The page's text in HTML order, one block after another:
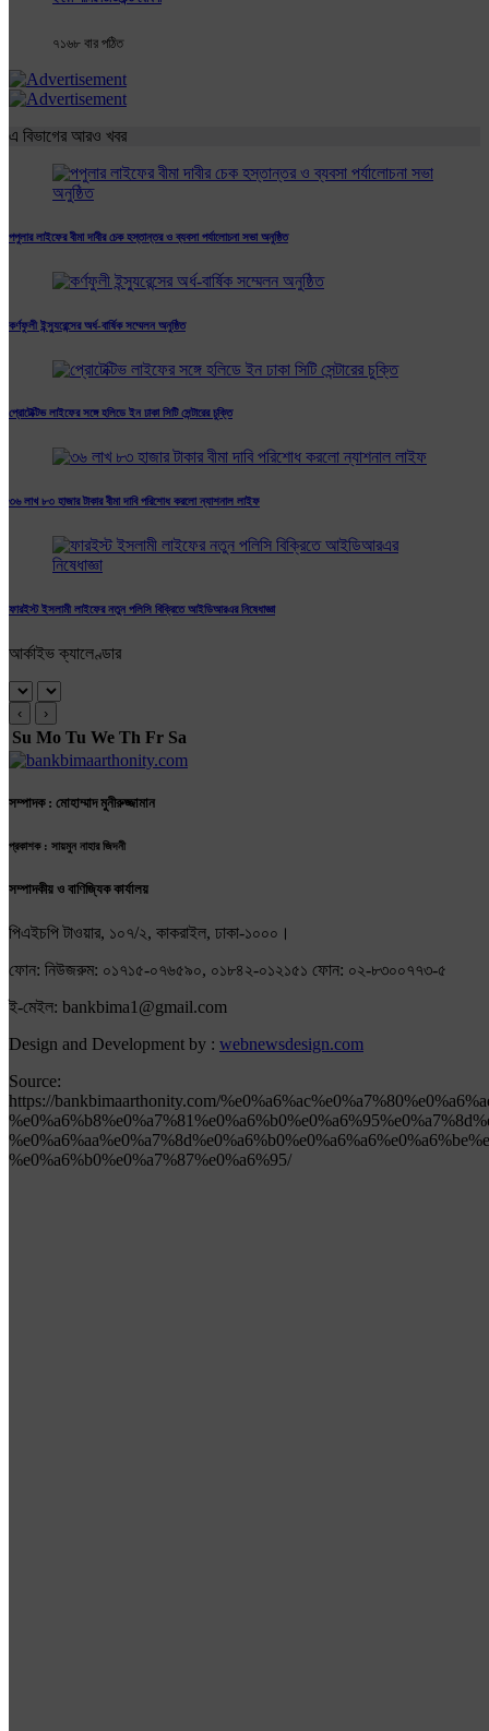
৭১৬৮ বার পঠিত
এ বিভাগের আরও খবর
পপুলার লাইফের বীমা দাবীর চেক হস্তান্তর ও ব্যবসা পর্যালোচনা সভা অনুষ্ঠিত
কর্ণফুলী ইন্স্যুরেন্সের অর্ধ-বার্ষিক সম্মেলন অনুষ্ঠিত
প্রোটেক্টিভ লাইফের সঙ্গে হলিডে ইন ঢাকা সিটি সেন্টারের চুক্তি
৩৬ লাখ ৮৩ হাজার টাকার বীমা দাবি পরিশোধ করলো ন্যাশনাল লাইফ
ফারইস্ট ইসলামী লাইফের নতুন পলিসি বিক্রিতে আইডিআরএর নিষেধাজ্ঞা
আর্কাইভ ক্যালেণ্ডার
‹ ›
Su Mo Tu We Th Fr Sa
সম্পাদক : মোহাম্মাদ মুনীরুজ্জামান
প্রকাশক : সায়মুন নাহার জিদনী
সম্পাদকীয় ও বাণিজ্যিক কার্যালয়
পিএইচপি টাওয়ার, ১০৭/২, কাকরাইল, ঢাকা-১০০০।
ফোন: নিউজরুম: ০১৭১৫-০৭৬৫৯০, ০১৮৪২-০১২১৫১ ফোন: ০২-৮৩০০৭৭৩-৫
ই-মেইল: bankbima1@gmail.com
Design and Development by : webnewsdesign.com
Source:
https://bankbimaarthonity.com/
%e0%a6%b0%e0%a7%87%e0%a6%95/